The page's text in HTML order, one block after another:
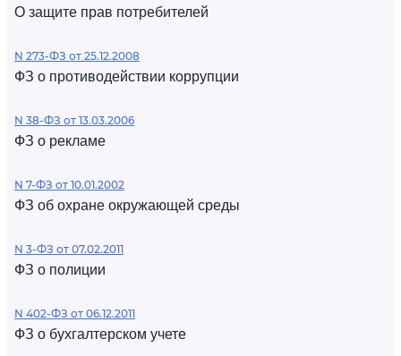
О защите прав потребителей
N 273-ФЗ от 25.12.2008
ФЗ о противодействии коррупции
N 38-ФЗ от 13.03.2006
ФЗ о рекламе
N 7-ФЗ от 10.01.2002
ФЗ об охране окружающей среды
N 3-ФЗ от 07.02.2011
ФЗ о полиции
N 402-ФЗ от 06.12.2011
ФЗ о бухгалтерском учете